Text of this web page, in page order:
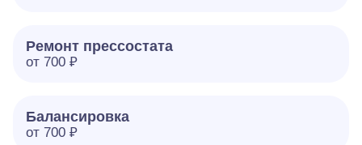
Ремонт прессостата
от 700 ₽
Балансировка
от 700 ₽